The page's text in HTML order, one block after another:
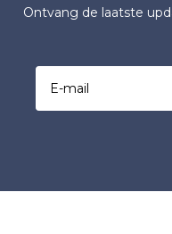
Ontvang de laatste